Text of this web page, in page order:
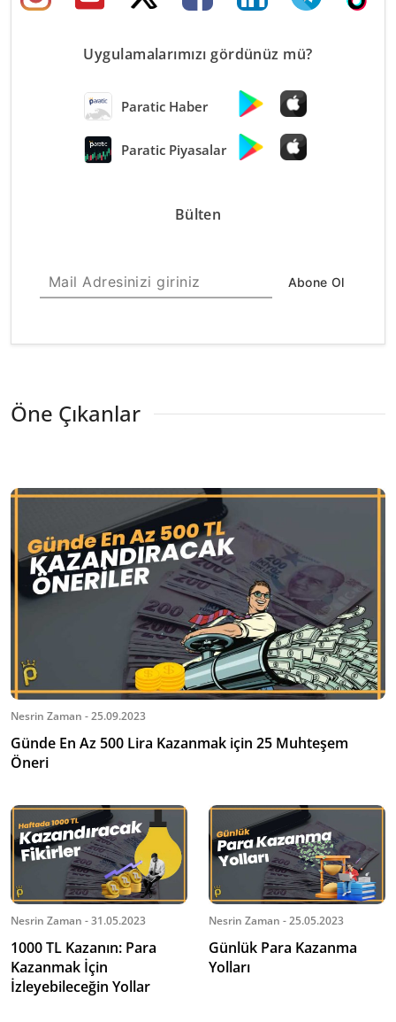
Uygulamalarımızı gördünüz mü?
Paratic Haber
Paratic Piyasalar
Bülten
Abone Ol
Öne Çıkanlar
Nesrin Zaman - 25.09.2023
Günde En Az 500 Lira Kazanmak için 25 Muhteşem
Öneri
Nesrin Zaman - 31.05.2023
1000 TL Kazanın: Para
Kazanmak İçin
İzleyebileceğin Yollar
Nesrin Zaman - 25.05.2023
Günlük Para Kazanma
Yolları